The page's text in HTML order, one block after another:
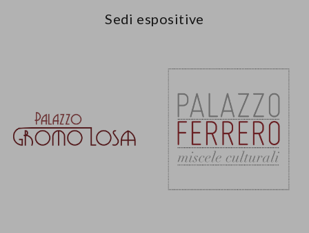
Sedi espositive